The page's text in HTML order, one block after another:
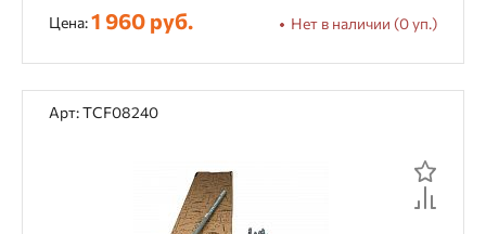
Монтаж перфорированных иделий
Общестроительный монтаж
Отделочные работы
Цена:1 960 руб. Нет в наличии (0 уп.)
Арт: TCF08240